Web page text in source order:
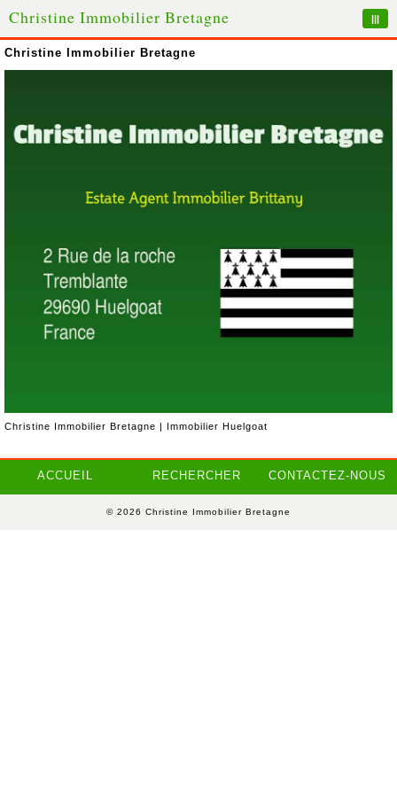
Christine Immobilier Bretagne |||
Christine Immobilier Bretagne
Christine Immobilier Bretagne | Immobilier Huelgoat
ACCUEIL RECHERCHER CONTACTEZ-NOUS
© 2026 Christine Immobilier Bretagne